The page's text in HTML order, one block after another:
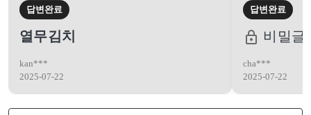
답변완료
열무김치
kan***
2025-07-22
답변완료
비밀글
cha***
2025-07-22